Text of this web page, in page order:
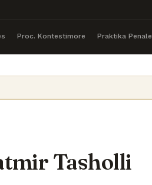
Proc. Kontestimore Praktika Penale
Tasholli